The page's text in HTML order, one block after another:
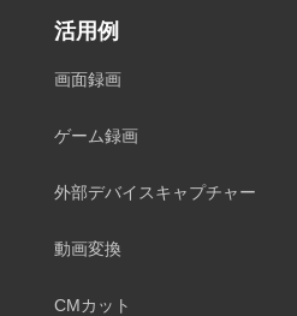
活用例
画面録画
ゲーム録画
外部デバイスキャプチャー
動画変換
CMカット